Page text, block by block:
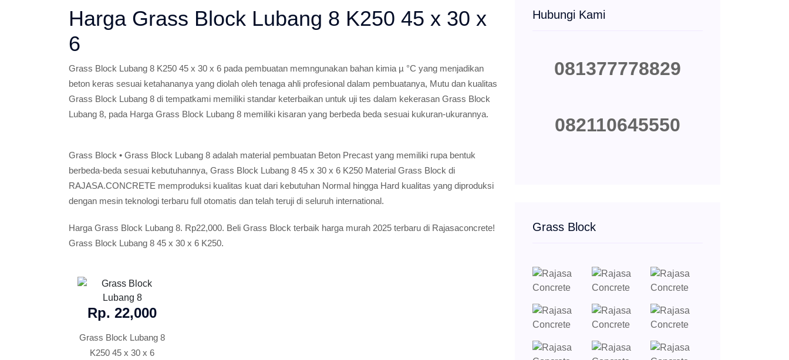
Harga Grass Block Lubang 8 K250 45 x 30 x
6
Grass Block Lubang 8 K250 45 x 30 x 6 pada pembuatan memngunakan bahan kimia µ °C yang menjadikan
beton keras sesuai ketahananya yang diolah oleh tenaga ahli profesional dalam pembuatanya, Mutu dan kualitas
Grass Block Lubang 8 di tempatkami memiliki standar keterbaikan untuk uji tes dalam kekerasan Grass Block
Lubang 8, pada Harga Grass Block Lubang 8 memiliki kisaran yang berbeda beda sesuai kukuran-ukurannya.
Grass Block • Grass Block Lubang 8 adalah material pembuatan Beton Precast yang memiliki rupa bentuk
berbeda-beda sesuai kebutuhannya, Grass Block Lubang 8 45 x 30 x 6 K250 Material Grass Block di
RAJASA.CONCRETE memproduksi kualitas kuat dari kebutuhan Normal hingga Hard kualitas yang diproduksi
dengan mesin teknologi terbaru full otomatis dan telah teruji di seluruh international.
Harga Grass Block Lubang 8. Rp22,000. Beli Grass Block terbaik harga murah 2025 terbaru di Rajasaconcrete!
Grass Block Lubang 8 45 x 30 x 6 K250.
Rp. 22,000
Grass Block Lubang 8
K250 45 x 30 x 6
Hubungi Kami
081377778829
082110645550
Grass Block